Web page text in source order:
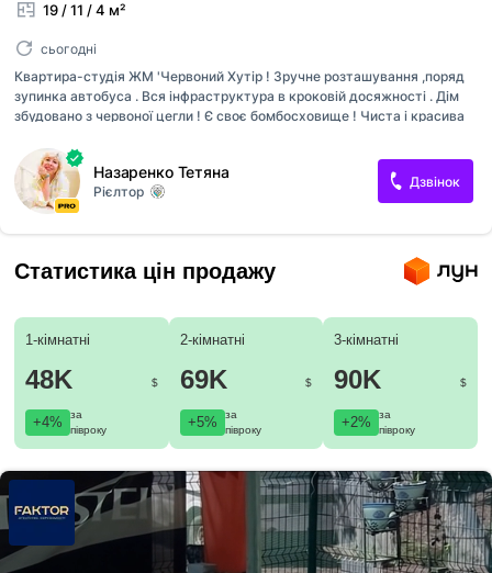
19 / 11 / 4 м²
сьогодні
Квартира-студія ЖМ 'Червоний Хутір ! Зручне розташування ,поряд
зупинка автобуса . Вся інфраструктура в кроковій досяжності . Дім
збудовано з червоної цегли ! Є своє бомбосховище ! Чиста і красива
технікою . Чудовий варіант !
Назаренко Тетяна
Рієлтор
Дзвінок
Статистика цін продажу
1-кімнатні
48K $
+4%
за
півроку
2-кімнатні
69K $
+5%
за
півроку
3-кімнатні
90K $
+2%
за
півроку